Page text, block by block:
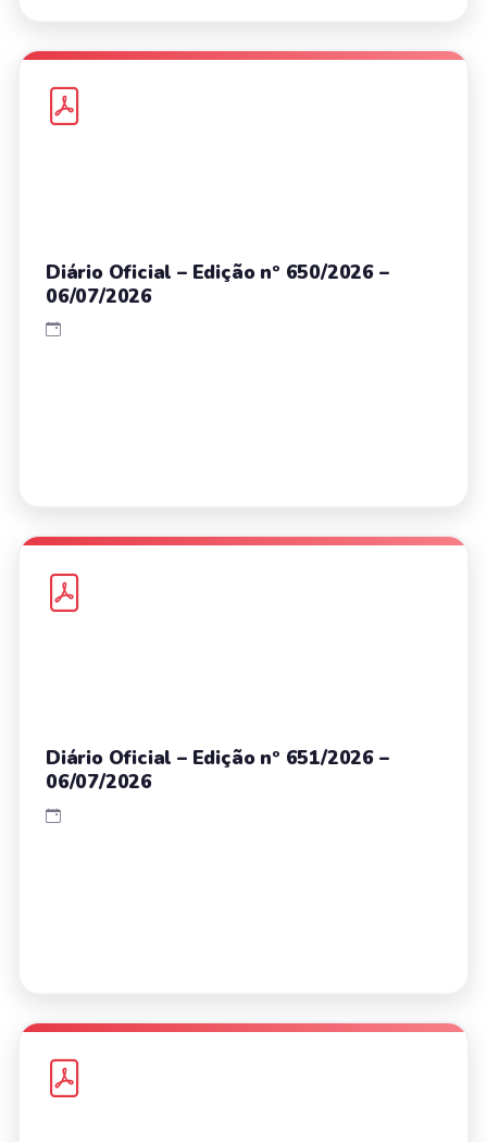
Diário Oficial – Edição nº 650/2026 –
06/07/2026
Diário Oficial – Edição nº 651/2026 –
06/07/2026